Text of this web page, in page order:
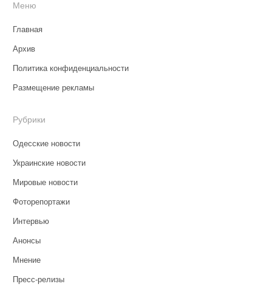
Меню
Главная
Архив
Политика конфиденциальности
Размещение рекламы
Рубрики
Одесские новости
Украинские новости
Мировые новости
Фоторепортажи
Интервью
Анонсы
Мнение
Пресс-релизы